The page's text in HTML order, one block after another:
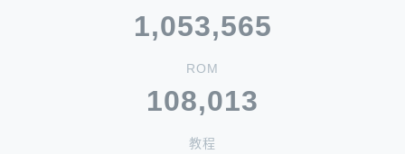
1,053,565
ROM
108,013
教程